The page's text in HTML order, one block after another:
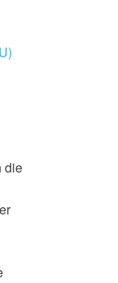
die